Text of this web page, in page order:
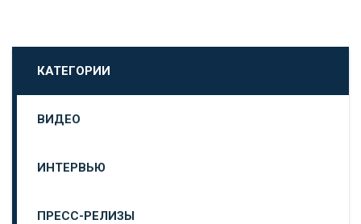
КАТЕГОРИИ
ВИДЕО
ИНТЕРВЬЮ
ПРЕСС-РЕЛИЗЫ